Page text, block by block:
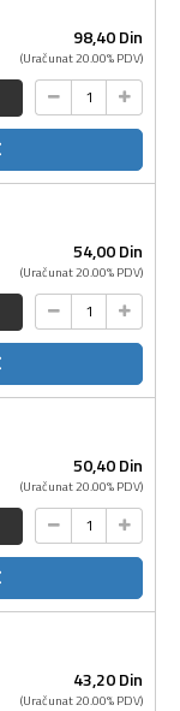
98,40Din
(Uračunat 20.00% PDV)
54,00Din
(Uračunat 20.00% PDV)
50,40Din
(Uračunat 20.00% PDV)
43,20Din
(Uračunat 20.00% PDV)